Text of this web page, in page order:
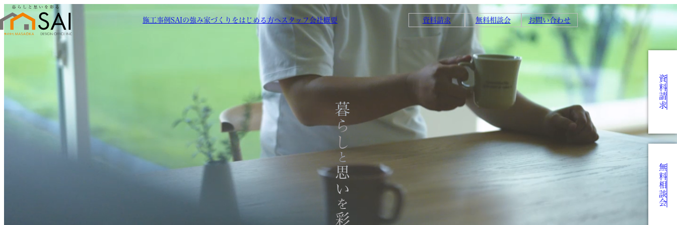
施工事例SAIの強み家づくりをはじめる方へ スタッフ会社概要 資料請求 無料相談会 お問い合わせ
暮らし
と
思い
を
資料請求
無料相談会